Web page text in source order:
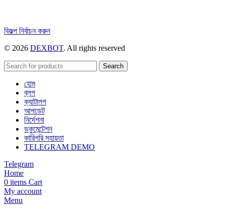
বিকল্প নির্বাচন করুনএই
একাধিক
রয়েছে।
পারে।
© 2026 DEXBOT. All rights reserved
Search
হোম
ব্লগ
ক্যাটালগ
আপডেট
নির্দেশনা
ডকুমেন্টেশন
কারিগরি সহায়তা
TELEGRAM DEMO
Telegram
Home
0 items Cart
My account
Menu